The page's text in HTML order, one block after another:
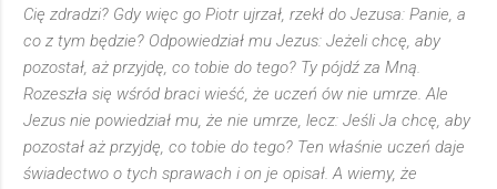
Cię zdradzi? Gdy więc go Piotr ujrzał, rzekł do Jezusa: Panie, a
co z tym będzie? Odpowiedział mu Jezus: Jeżeli chcę, aby
pozostał, aż przyjdę, co tobie do tego? Ty pójdź za Mną.
Rozeszła się wśród braci wieść, że uczeń ów nie umrze. Ale
Jezus nie powiedział mu, że nie umrze, lecz: Jeśli Ja chcę, aby
pozostał aż przyjdę, co tobie do tego? Ten właśnie uczeń daje
świadectwo o tych sprawach i on je opisał. A wiemy, że